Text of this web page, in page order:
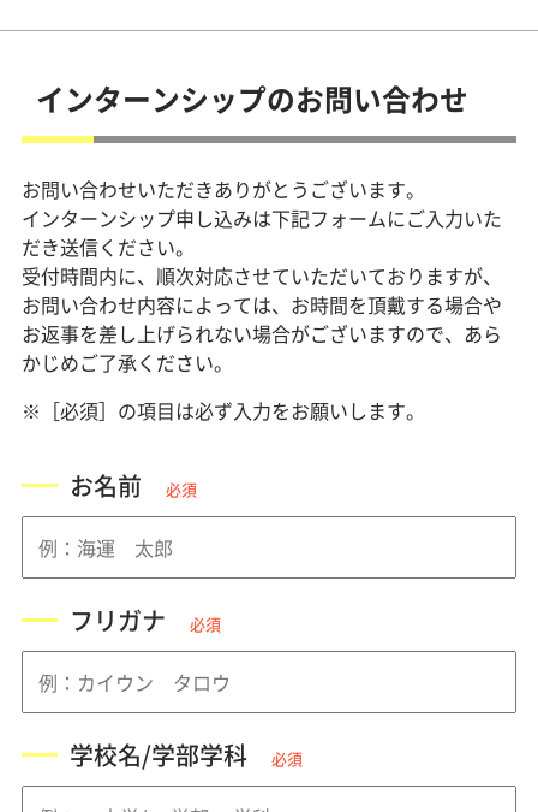
インターンシップのお問い合わせ
お問い合わせいただきありがとうございます。
インターンシップ申し込みは下記フォームにご入力いた
だき送信ください。
受付時間内に、順次対応させていただいておりますが、
お問い合わせ内容によっては、お時間を頂戴する場合や
お返事を差し上げられない場合がございますので、あら
かじめご了承ください。
※［必須］の項目は必ず入力をお願いします。
お名前 必須
フリガナ 必須
学校名/学部学科 必須